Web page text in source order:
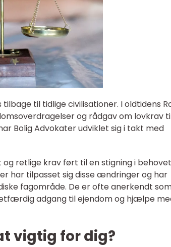
til tidlige civilisationer. I oldtidens
og rådgav om lovkrav
Bolig Advokater udviklet sig i takt med
retlige krav ført til en stigning i
har tilpasset sig disse ændringer og har
fagområde. De er ofte anerkendt
adgang til ejendom og hjælpe
vigtig for dig?